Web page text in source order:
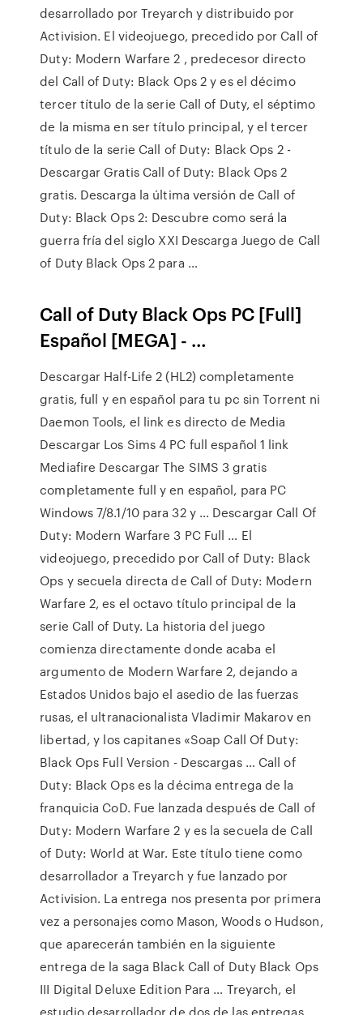
desarrollado por Treyarch y distribuido por
Activision. El videojuego, precedido por Call of
Duty: Modern Warfare 2 , predecesor directo
del Call of Duty: Black Ops 2 y es el décimo
tercer título de la serie Call of Duty, el séptimo
de la misma en ser título principal, y el tercer
título de la serie Call of Duty: Black Ops 2 -
Descargar Gratis Call of Duty: Black Ops 2
gratis. Descarga la última versión de Call of
Duty: Black Ops 2: Descubre como será la
guerra fría del siglo XXI Descarga Juego de Call
of Duty Black Ops 2 para …
Call of Duty Black Ops PC [Full]
Español [MEGA] - …
Descargar Half-Life 2 (HL2) completamente
gratis, full y en español para tu pc sin Torrent ni
Daemon Tools, el link es directo de Media
Descargar Los Sims 4 PC full español 1 link
Mediafire Descargar The SIMS 3 gratis
completamente full y en español, para PC
Windows 7/8.1/10 para 32 y … Descargar Call Of
Duty: Modern Warfare 3 PC Full … El
videojuego, precedido por Call of Duty: Black
Ops y secuela directa de Call of Duty: Modern
Warfare 2, es el octavo título principal de la
serie Call of Duty. La historia del juego
comienza directamente donde acaba el
argumento de Modern Warfare 2, dejando a
Estados Unidos bajo el asedio de las fuerzas
rusas, el ultranacionalista Vladimir Makarov en
libertad, y los capitanes «Soap Call Of Duty:
Black Ops Full Version - Descargas … Call of
Duty: Black Ops es la décima entrega de la
franquicia CoD. Fue lanzada después de Call of
Duty: Modern Warfare 2 y es la secuela de Call
of Duty: World at War. Este título tiene como
desarrollador a Treyarch y fue lanzado por
Activision. La entrega nos presenta por primera
vez a personajes como Mason, Woods o Hudson,
que aparecerán también en la siguiente
entrega de la saga Black Call of Duty Black Ops
III Digital Deluxe Edition Para … Treyarch, el
estudio desarrollador de dos de las entregas